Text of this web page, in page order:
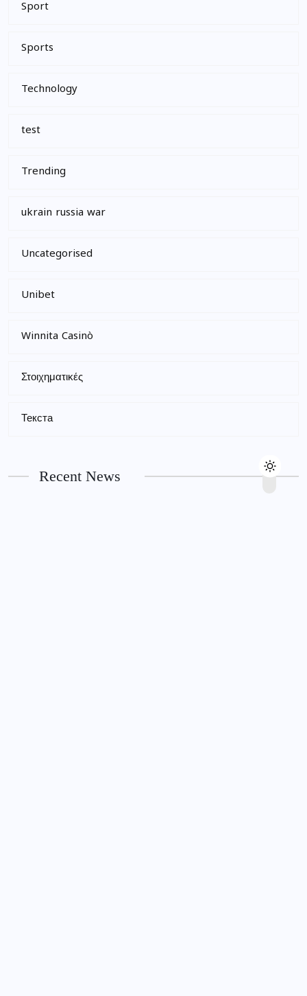
Sport
Sports
Technology
test
Trending
ukrain russia war
Uncategorised
Unibet
Winnita Casinò
Στοιχηματικές
Текста
Recent News
Så fungerar Bästa betting utan svensk